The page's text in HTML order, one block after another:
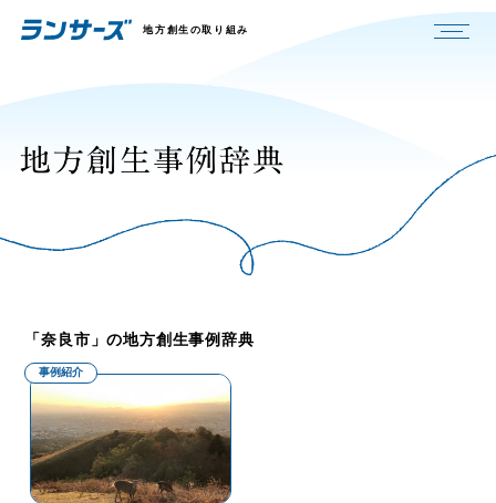
地方創生の取り組み
「奈良市」の地方創生事例辞典
事例紹介